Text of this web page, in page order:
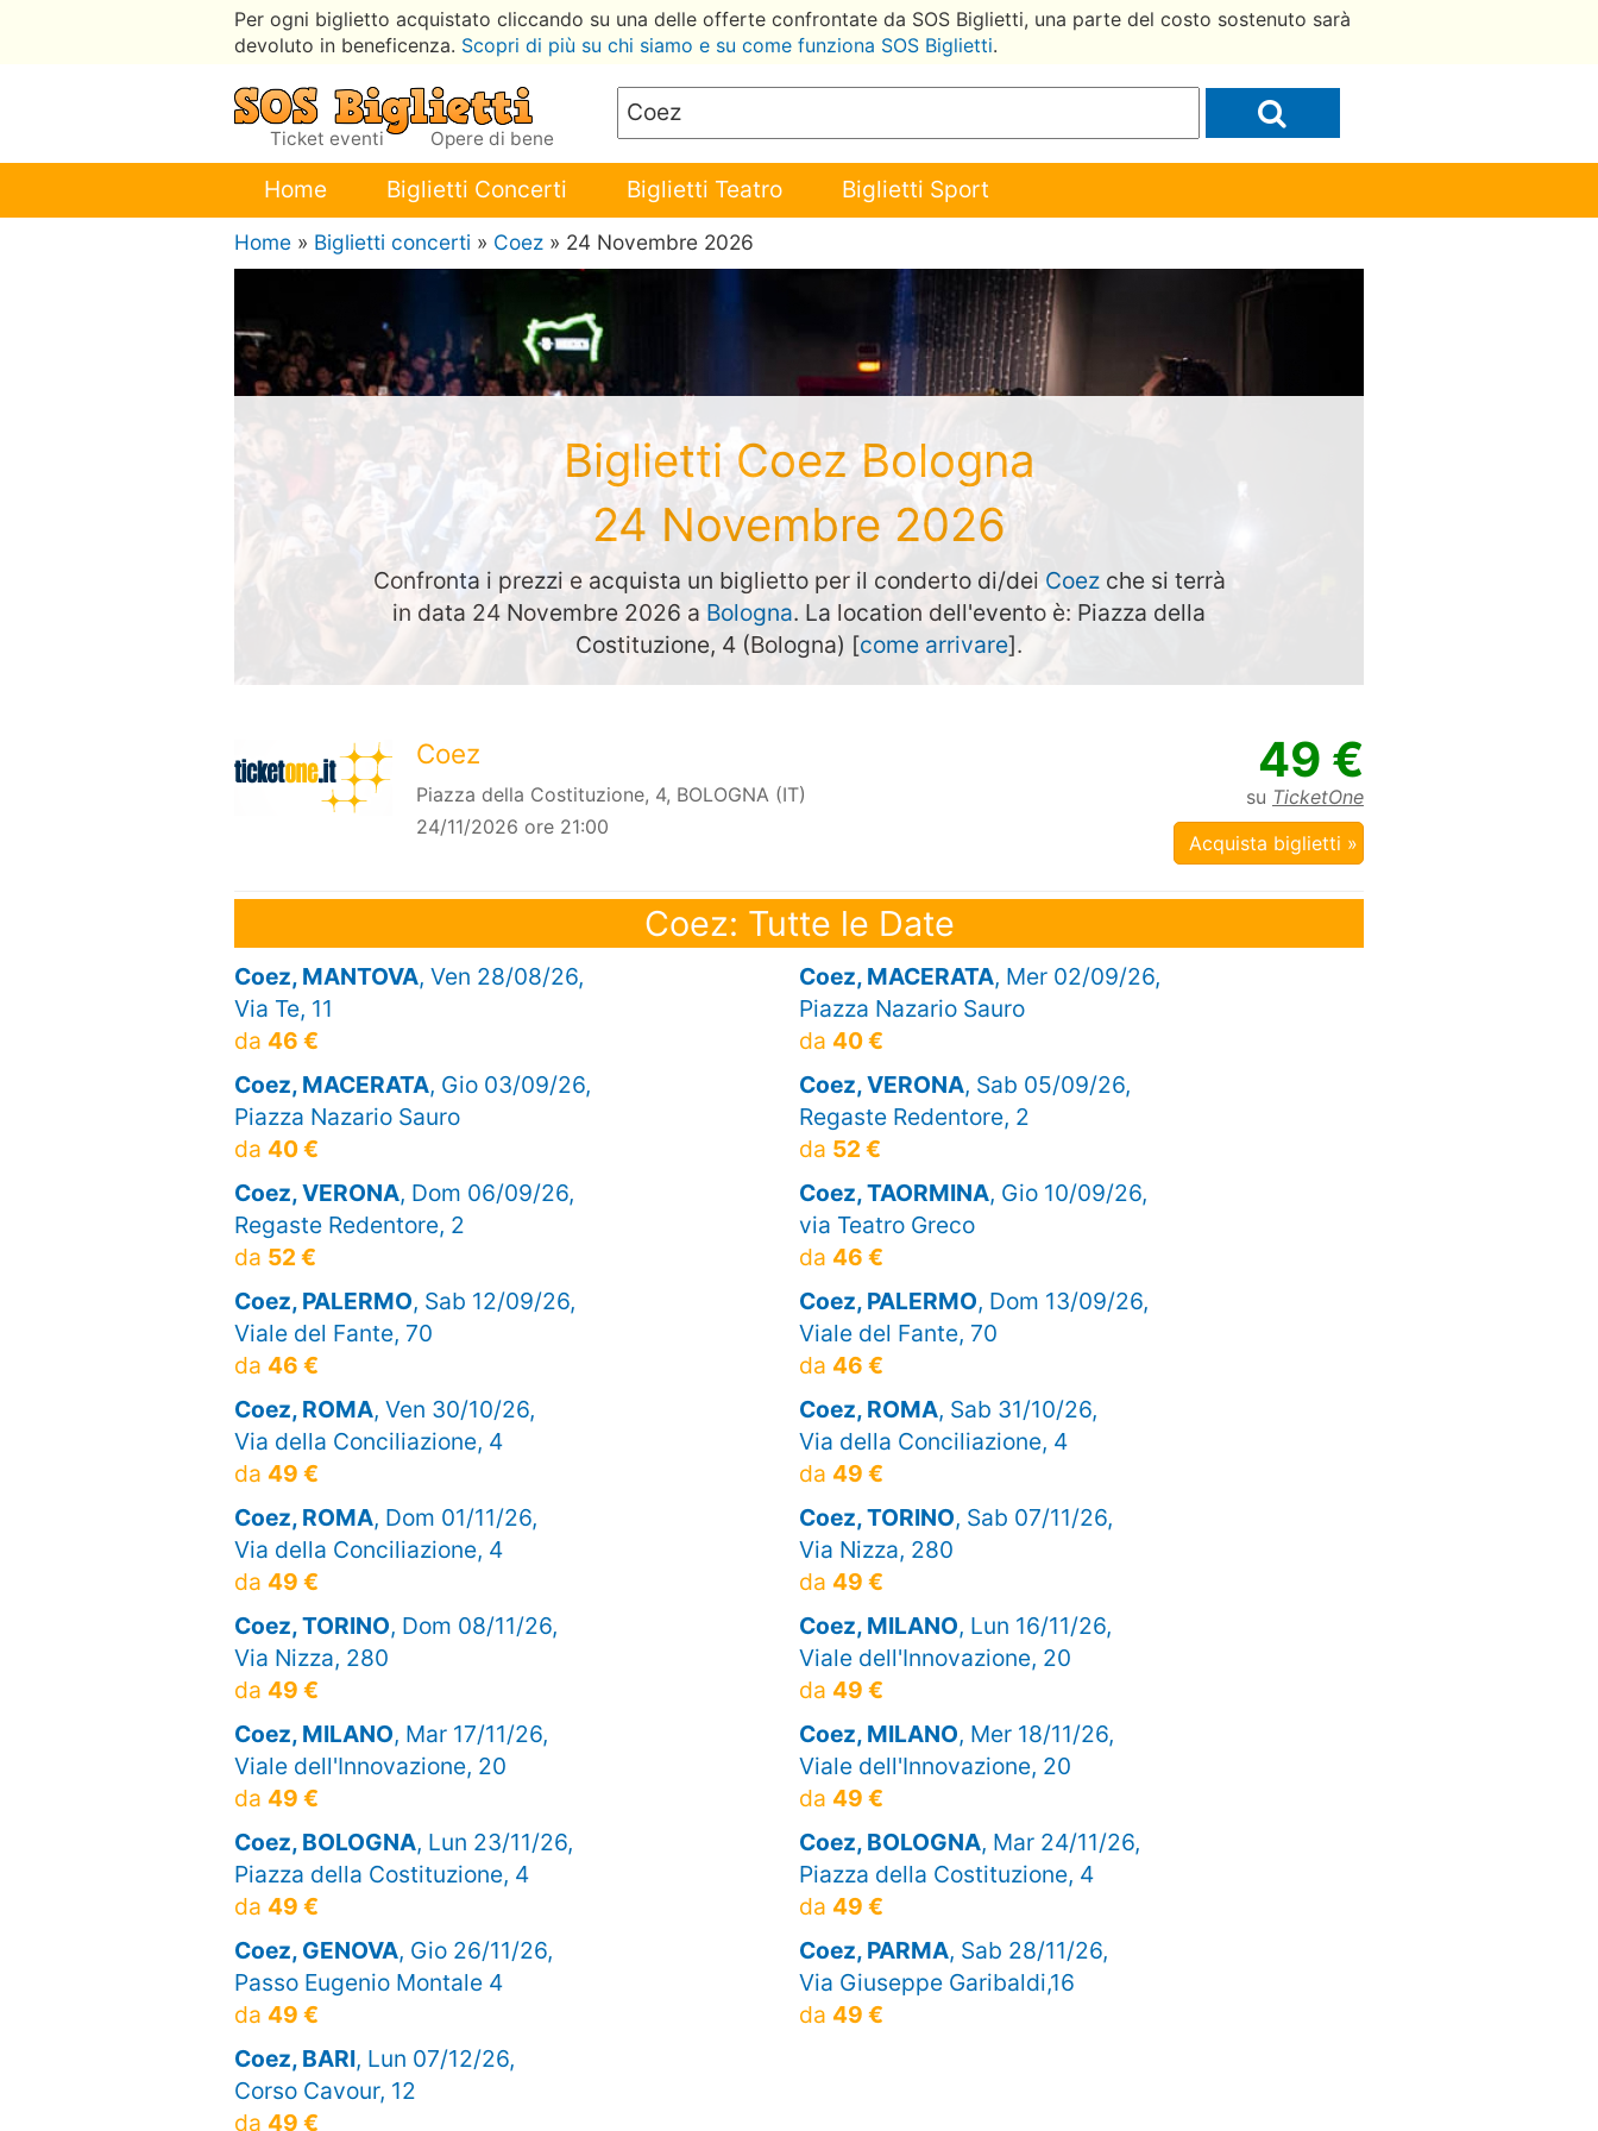
Per ogni biglietto acquistato cliccando su una delle offerte confrontate da SOS Biglietti, una parte del costo sostenuto sarà
devoluto in beneficenza. Scopri di più su chi siamo e su come funziona SOS Biglietti.
Ticket eventi Opere di bene
Home Biglietti Concerti Biglietti Teatro Biglietti Sport
Home » Biglietti concerti » Coez » 24 Novembre 2026
Biglietti Coez Bologna
24 Novembre 2026
Confronta i prezzi e acquista un biglietto per il conderto di/dei Coezche si terrà
in data 24 Novembre 2026 a Bologna. La location dell'evento è: Piazza della
Costituzione, 4 (Bologna) [come arrivare].
Coez
Piazza della Costituzione, 4, BOLOGNA (IT)
24/11/2026 ore 21:00
49 €
su TicketOne
Acquista biglietti »
Coez: Tutte le Date
Coez, MANTOVA, Ven 28/08/26,
Via Te, 11
da 46 €
Coez, MACERATA, Mer 02/09/26,
Piazza Nazario Sauro
da 40 €
Coez, MACERATA, Gio 03/09/26,
Piazza Nazario Sauro
da 40 €
Coez, VERONA, Sab 05/09/26,
Regaste Redentore, 2
da 52 €
Coez, VERONA, Dom 06/09/26,
Regaste Redentore, 2
da 52 €
Coez, TAORMINA, Gio 10/09/26,
via Teatro Greco
da 46 €
Coez, PALERMO, Sab 12/09/26,
Viale del Fante, 70
da 46 €
Coez, PALERMO, Dom 13/09/26,
Viale del Fante, 70
da 46 €
Coez, ROMA, Ven 30/10/26,
Via della Conciliazione, 4
da 49 €
Coez, ROMA, Sab 31/10/26,
Via della Conciliazione, 4
da 49 €
Coez, ROMA, Dom 01/11/26,
Via della Conciliazione, 4
da 49 €
Coez, TORINO, Sab 07/11/26,
Via Nizza, 280
da 49 €
Coez, TORINO, Dom 08/11/26,
Via Nizza, 280
da 49 €
Coez, MILANO, Lun 16/11/26,
Viale dell'Innovazione, 20
da 49 €
Coez, MILANO, Mar 17/11/26,
Viale dell'Innovazione, 20
da 49 €
Coez, MILANO, Mer 18/11/26,
Viale dell'Innovazione, 20
da 49 €
Coez, BOLOGNA, Lun 23/11/26,
Piazza della Costituzione, 4
da 49 €
Coez, BOLOGNA, Mar 24/11/26,
Piazza della Costituzione, 4
da 49 €
Coez, GENOVA, Gio 26/11/26,
Passo Eugenio Montale 4
da 49 €
Coez, PARMA, Sab 28/11/26,
Via Giuseppe Garibaldi,16
da 49 €
Coez, BARI, Lun 07/12/26,
Corso Cavour, 12
da 49 €